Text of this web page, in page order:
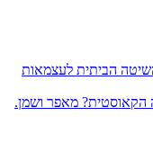
הביתית לעצמאות
הקאוסטית? מאפר ושמן.